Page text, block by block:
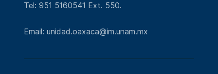
Tel: 951 5160541 Ext. 550.
Email: unidad.oaxaca@im.unam.mx